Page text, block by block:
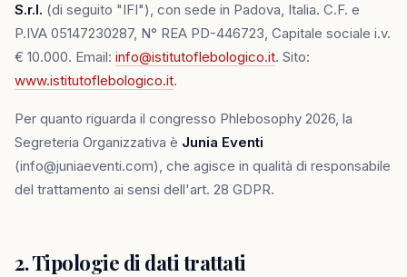
S.r.l. (di seguito "IFI"), con sede in Padova, Italia. C.F. e
P.IVA 05147230287, N° REA PD-446723, Capitale sociale i.v.
€ 10.000. Email: info@istitutoflebologico.it. Sito:
www.istitutoflebologico.it.
Per quanto riguarda il congresso Phlebosophy 2026, la
Segreteria Organizzativa è Junia Eventi
(info@juniaeventi.com), che agisce in qualità di responsabile
del trattamento ai sensi dell'art. 28 GDPR.
2. Tipologie di dati trattati